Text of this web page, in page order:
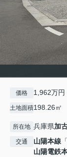
価格 1,962万円
土地面積198.26㎡
所在地 兵庫県加
交通 山陽本線 「
山陽電鉄